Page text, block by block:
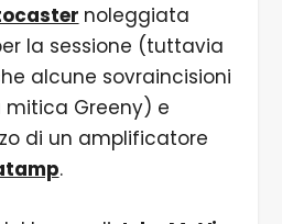
noleggiata
la sessione (tuttavia
alcune sovraincisioni
Greeny) e
di un amplificatore
.